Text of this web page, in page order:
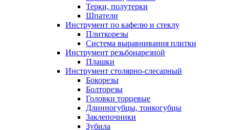
Терки, полутерки
Шпатели
Инструмент по кафелю и стеклу
Плиткорезы
Система выравнивания плитки
Инструмент резьбонарезной
Плашки
Инструмент столярно-слесарный
Бокорезы
Болторезы
Головки торцевые
Длинногубцы, тонкогубцы
Заклепочники
Зубила